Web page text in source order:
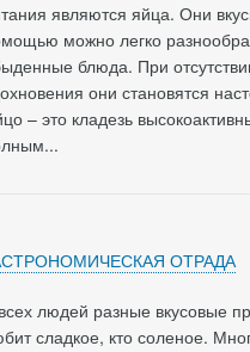
являются яйца. Они
можно легко
блюда. При
они становятся
– это кладезь
ОТРАДА
людей разные вкусовые
сладкое, кто соленое.